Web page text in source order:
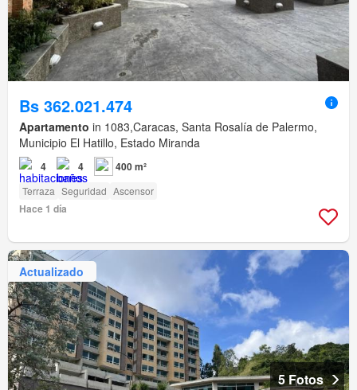
Bs 362.021.474
Apartamento in 1083,Caracas, Santa Rosalía de Palermo,
Municipio El Hatillo, Estado Miranda
4 4 400 m²
Terraza Seguridad Ascensor
Hace 1 día
Actualizado
5 Fotos